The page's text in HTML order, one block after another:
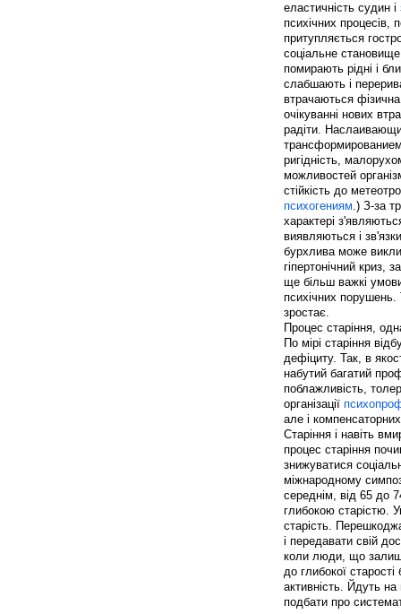
еластичність судин і
психічних процесів,
притупляється
соціальне
помирають рідні і
слабшають і
втрачаються
очікуванні нових
радіти.
трансформированием
ригідність,
можливостей
стійкість до
психогениям.) З-за
характері
виявляються і
бурхлива може
гіпертонічний криз,
ще більш важкі
психічних порушень.
зростає.
Процес старіння,
По мірі старіння
дефіциту. Так, в
набутий багатий
поблажливість,
організації
але і
Старіння і навіть
процес старіння
знижуватися
міжнародному
середнім, від 65 до
глибокою старістю.
старість.
і передавати свій
коли люди, що
до глибокої
активність. Йдуть на
подбати про